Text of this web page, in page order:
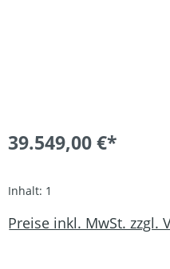
39.549,00 €*
Inhalt: 1
Preise inkl. MwSt. zzgl.